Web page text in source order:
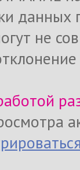
данных
не